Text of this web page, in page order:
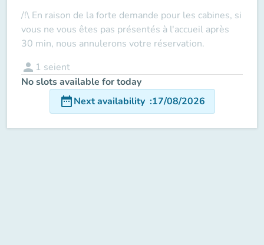
/!\ En raison de la forte demande pour les cabines, si
vous ne vous êtes pas présentés à l'accueil après
30 min, nous annulerons votre réservation.
person 1 seient
No slots available for today
date_rangeNext availability :17/08/2026